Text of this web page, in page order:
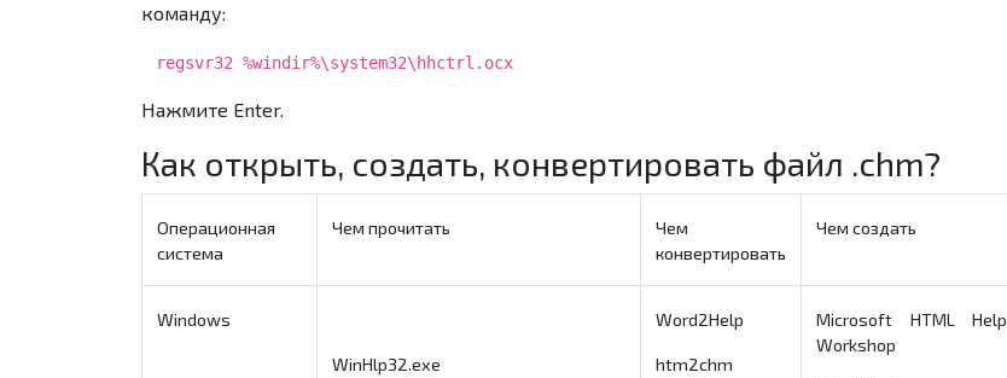
команду:
regsvr32 %windir%\system32\hhctrl.ocx
Нажмите Enter.
Как открыть, создать, конвертировать файл .chm?
Операционная
система
Чем прочитать
Чем
конвертировать
Чем создать
Windows
WinHlp32.exe
Word2Help
htm2chm
Microsoft HTML Help
Workshop